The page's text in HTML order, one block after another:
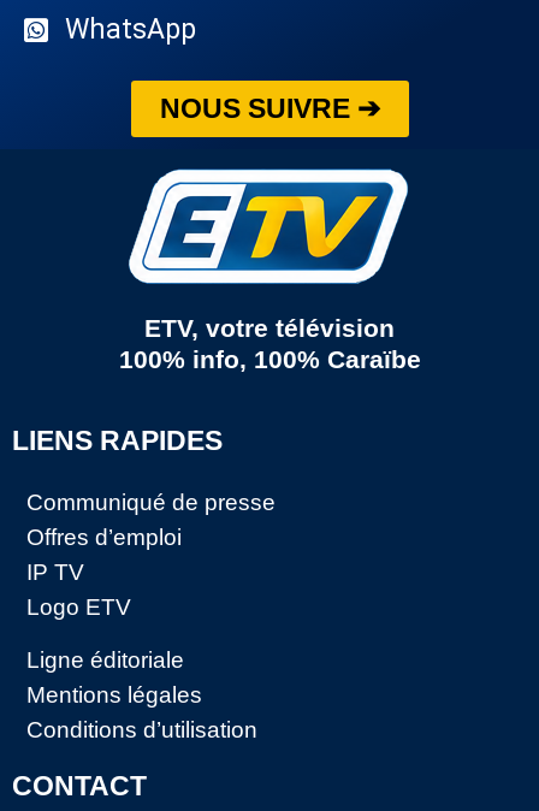
WhatsApp
NOUS SUIVRE ➔
ETV, votre télévision
100% info, 100% Caraïbe
LIENS RAPIDES
Communiqué de presse
Offres d’emploi
IP TV
Logo ETV
Ligne éditoriale
Mentions légales
Conditions d’utilisation
CONTACT